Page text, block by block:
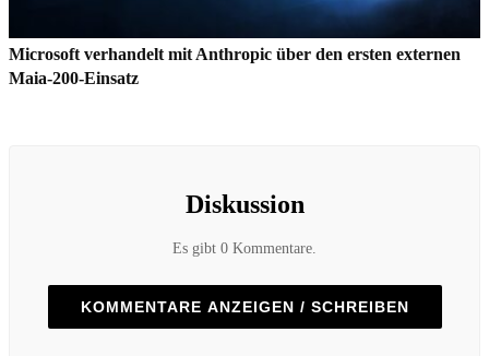
Microsoft verhandelt mit Anthropic über den ersten externen
Maia-200-Einsatz
Diskussion
Es gibt 0 Kommentare.
KOMMENTARE ANZEIGEN / SCHREIBEN